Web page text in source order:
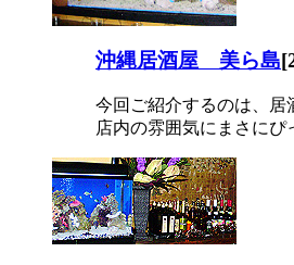
沖縄居酒屋 美ら島
今回ご紹介するのは、居
店内の雰囲気にまさにぴ